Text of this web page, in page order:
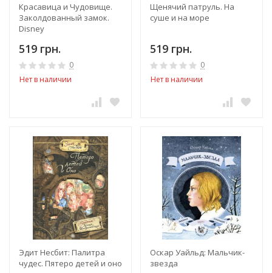
Красавица и Чудовище.
Заколдованный замок.
Disney
519 грн.
0
Нет в наличии
Щенячий патруль. На
суше и на море
519 грн.
0
Нет в наличии
Эдит Несбит: Палитра
чудес. Пятеро детей и оно
Оскар Уайльд: Мальчик-
звезда